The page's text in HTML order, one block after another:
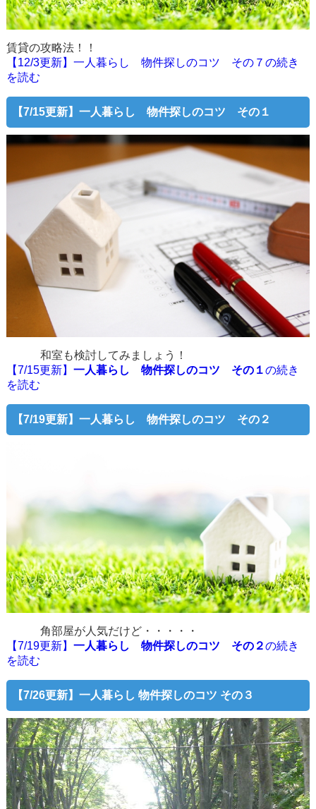
賃貸の攻略法！！
【12/3更新】一人暮らし 物件探しのコツ その７の続き
を読む
【7/15更新】 一人暮らし 物件探しのコツ その１
和室も検討してみましょう！
【7/15更新】 一人暮らし 物件探しのコツ その１の続き
を読む
【7/19更新】 一人暮らし 物件探しのコツ その２
角部屋が人気だけど・・・・・
【7/19更新】 一人暮らし 物件探しのコツ その２の続き
を読む
【7/26更新】一人暮らし 物件探しのコツ その３